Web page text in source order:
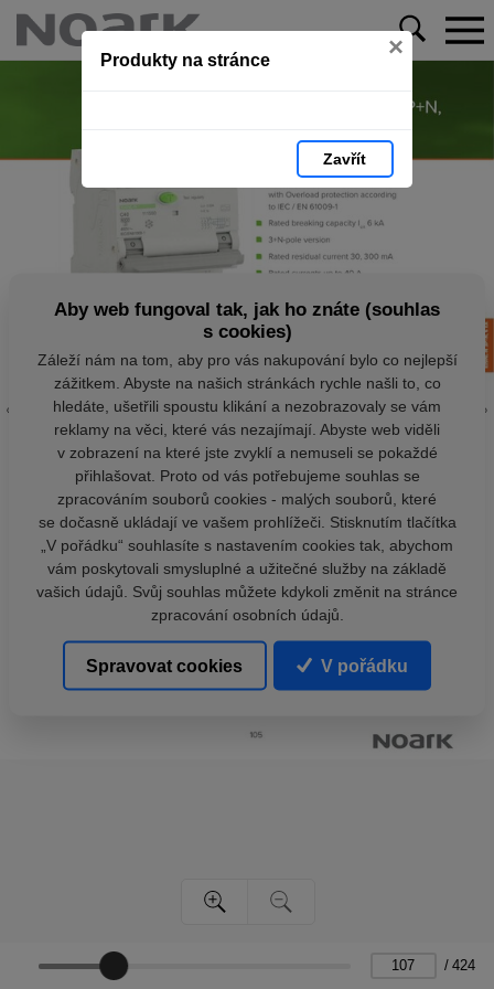
Produkty na stránce ×
Zavřít
/ 424
Aby web fungoval tak, jak ho znáte (souhlas
s cookies)
Záleží nám na tom, aby pro vás nakupování bylo co nejlepší
zážitkem. Abyste na našich stránkách rychle našli to, co
hledáte, ušetřili spoustu klikání a nezobrazovaly se vám
reklamy na věci, které vás nezajímají. Abyste web viděli
v zobrazení na které jste zvyklí a nemuseli se pokaždé
přihlašovat. Proto od vás potřebujeme souhlas se
zpracováním souborů cookies - malých souborů, které
se dočasně ukládají ve vašem prohlížeči. Stisknutím tlačítka
„V pořádku“ souhlasíte s nastavením cookies tak, abychom
vám poskytovali smysluplné a užitečné služby na základě
vašich údajů. Svůj souhlas můžete kdykoli změnit na stránce
zpracování osobních údajů.
Spravovat cookies V pořádku